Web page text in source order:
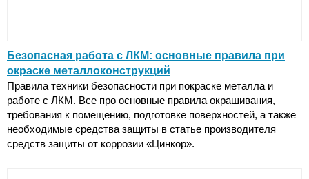
Безопасная работа с ЛКМ: основные правила при
окраске металлоконструкций
Правила техники безопасности при покраске металла и
работе с ЛКМ. Все про основные правила окрашивания,
требования к помещению, подготовке поверхностей, а также
необходимые средства защиты в статье производителя
средств защиты от коррозии «Цинкор».